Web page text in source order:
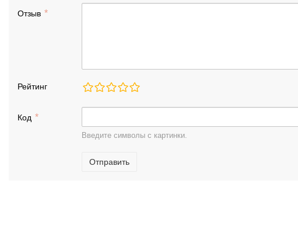
Отзыв
Рейтинг
Код
Введите символы с картинки.
Отправить